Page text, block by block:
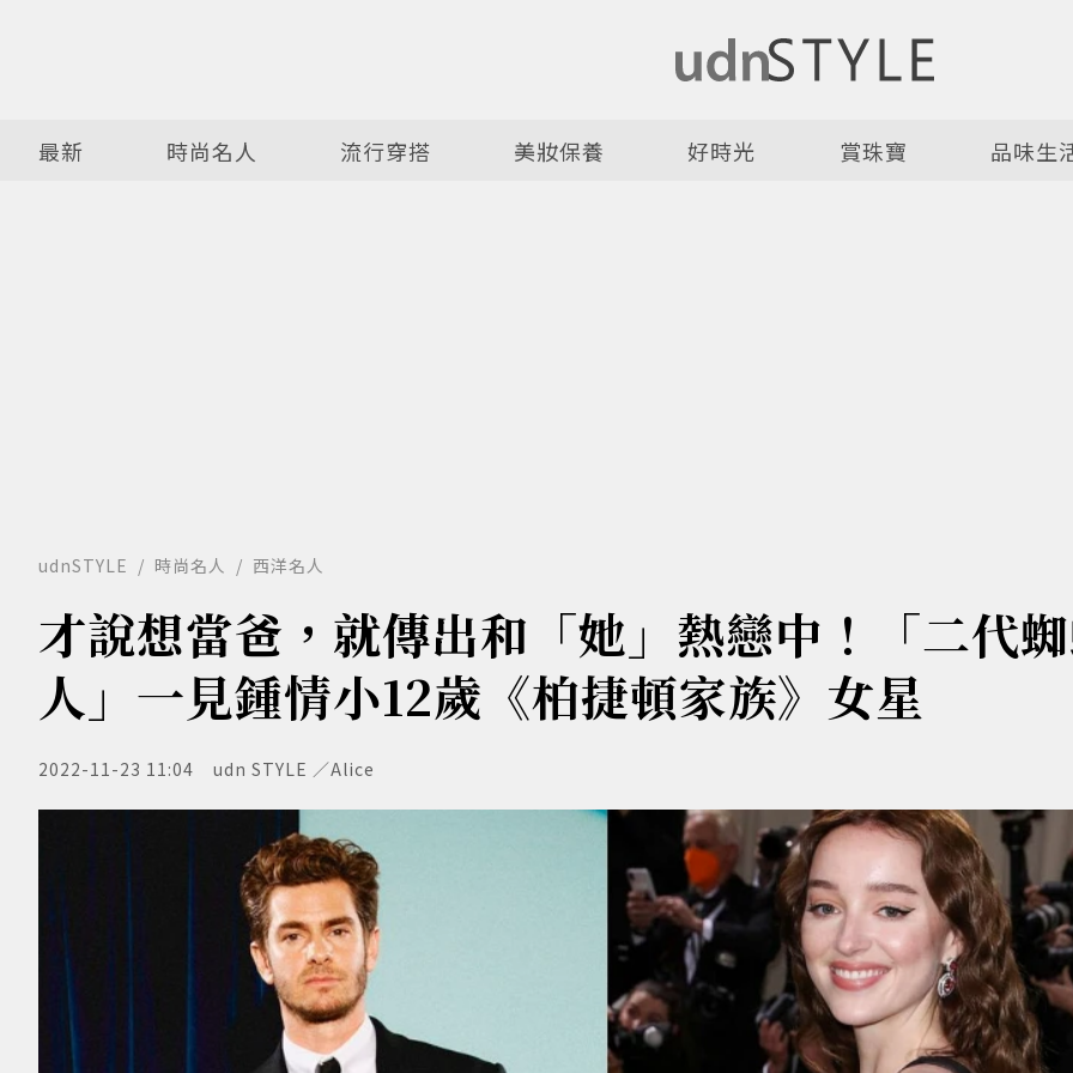
最新 時尚名人 流行穿搭 美妝保養 好時光 賞珠寶 品味生
udnSTYLE 時尚名人 西洋名人
才說想當爸，就傳出和「她」熱戀中！「二代
人」一見鍾情小12歲《柏捷頓家族》女星
2022-11-23 11:04 udn STYLE ／Alice